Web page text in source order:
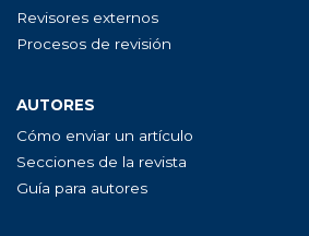
Revisores externos
Procesos de revisión
AUTORES
Cómo enviar un artículo
Secciones de la revista
Guía para autores